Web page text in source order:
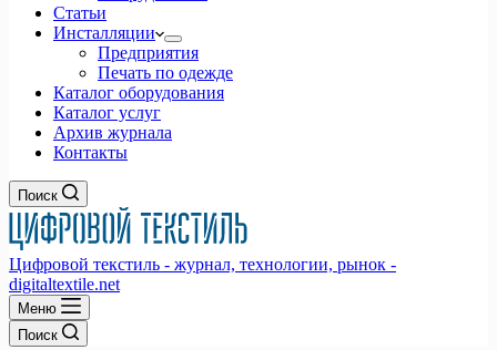
Статьи
Инсталляции
Предприятия
Печать по одежде
Каталог оборудования
Каталог услуг
Архив журнала
Контакты
Поиск
Цифровой текстиль - журнал, технологии, рынок -
digitaltextile.net
Меню
Поиск